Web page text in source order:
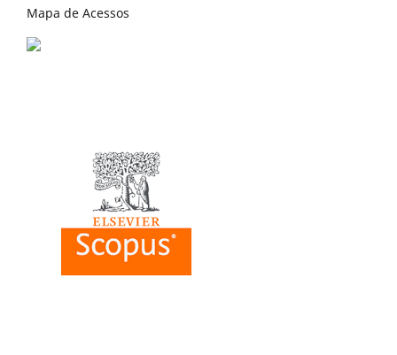
Mapa de Acessos